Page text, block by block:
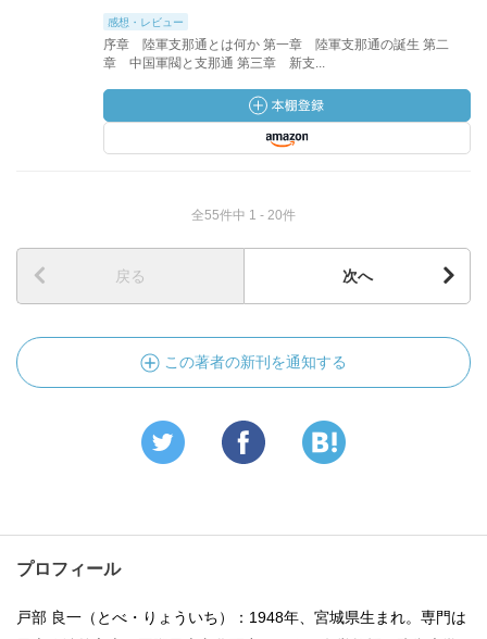
感想・レビュー
序章 陸軍支那通とは何か 第一章 陸軍支那通の誕生 第二
章 中国軍閥と支那通 第三章 新支...
全55件中 1 - 20件
戻る 次へ
この著者の新刊を通知する
プロフィール
戸部 良一（とべ・りょういち）：1948年、宮城県生まれ。専門は